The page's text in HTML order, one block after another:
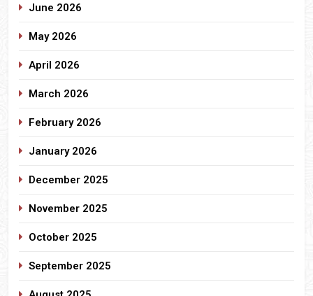
June 2026
May 2026
April 2026
March 2026
February 2026
January 2026
December 2025
November 2025
October 2025
September 2025